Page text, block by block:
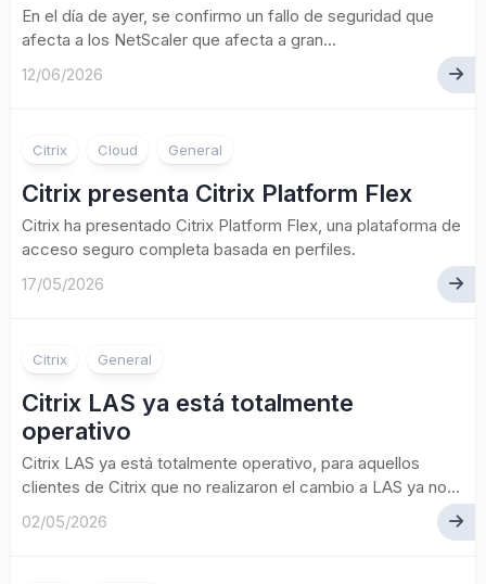
En el día de ayer, se confirmo un fallo de seguridad que
afecta a los NetScaler que afecta a gran...
12/06/2026
Citrix Cloud General
Citrix presenta Citrix Platform Flex
Citrix ha presentado Citrix Platform Flex, una plataforma de
acceso seguro completa basada en perfiles.
17/05/2026
Citrix General
Citrix LAS ya está totalmente
operativo
Citrix LAS ya está totalmente operativo, para aquellos
clientes de Citrix que no realizaron el cambio a LAS ya no...
02/05/2026